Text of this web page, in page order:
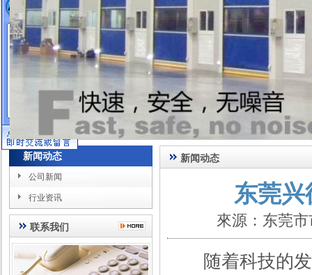
新闻动态
公司新闻
行业资讯
联系我们
新闻动态
东莞
來源：东莞
随着科技的
在线客服